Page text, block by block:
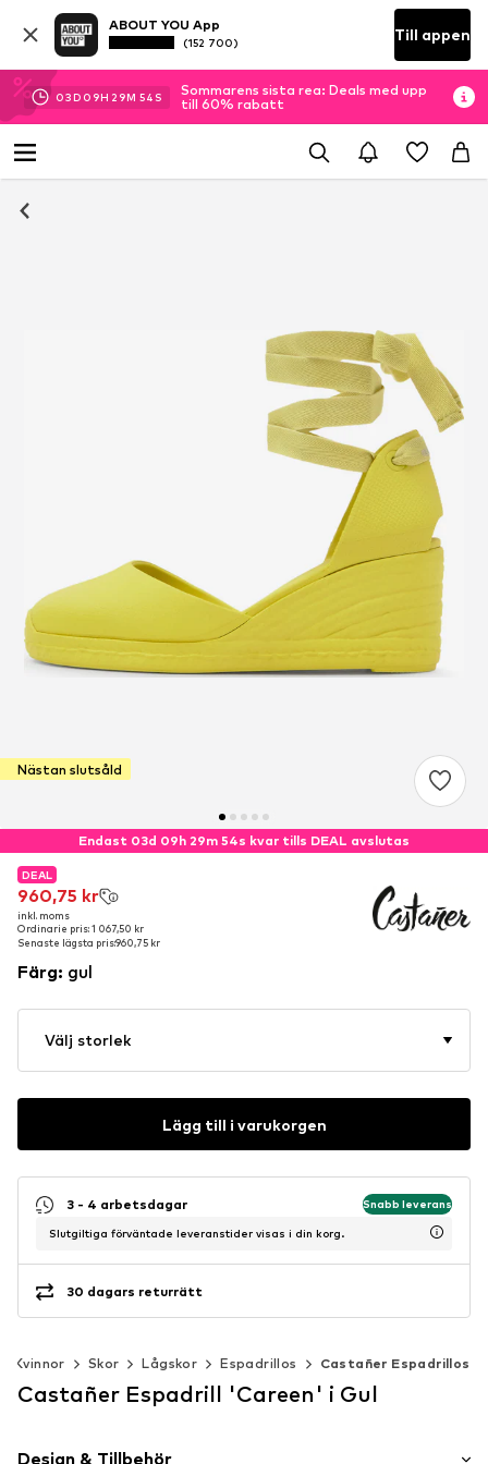
ABOUT YOU App
(152 700) Till appen
03D 09H 29M 54 S
Sommarens sista rea: Deals med upp
till 60% rabatt
Nästan slutsåld
Endast 03d 09h 29m 53s kvar tills DEAL avslutas
DEAL
960,75 kr
inkl. moms
Ordinarie pris: 1 067,50 kr
Senaste lägsta pris:960,75 kr
DEAL
960,75 kr
inkl. moms
Ordinarie pris: 1 067,50 kr
Senaste lägsta pris:960,75 kr
Färg: gul
Välj storlek
Lägg till i varukorgen
3 - 4 arbetsdagar Snabb leverans
Slutgiltiga förväntade leveranstider visas i din korg.
30 dagars returrätt
Kvinnor Skor Lågskor Espadrillos Castañer Espadrillos
Castañer Espadrill 'Careen' i Gul
Design & Tillbehör